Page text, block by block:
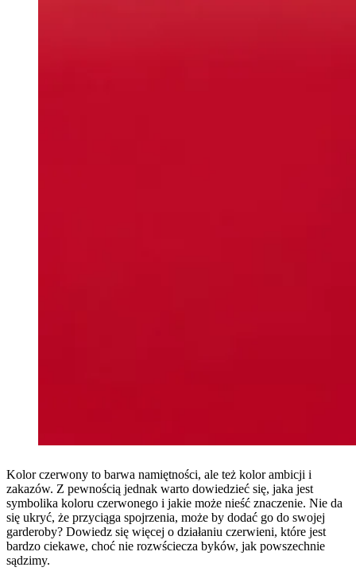
Kolor czerwony to barwa namiętności, ale też kolor ambicji i
zakazów. Z pewnością jednak warto dowiedzieć się, jaka jest
symbolika koloru czerwonego i jakie może nieść znaczenie. Nie da
się ukryć, że przyciąga spojrzenia, może by dodać go do swojej
garderoby? Dowiedz się więcej o działaniu czerwieni, które jest
bardzo ciekawe, choć nie rozwściecza byków, jak powszechnie
sądzimy.